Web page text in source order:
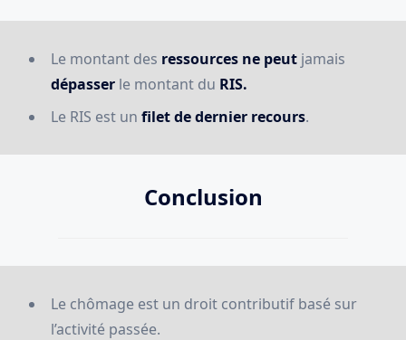
Le montant des ressources ne peut jamais
dépasser le montant du RIS.
Le RIS est un filet de dernier recours.
Conclusion
Le chômage est un droit contributif basé sur
l’activité passée.